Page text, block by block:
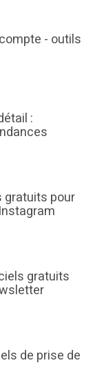
- outils
:
gratuits pour
gratuits
de prise de